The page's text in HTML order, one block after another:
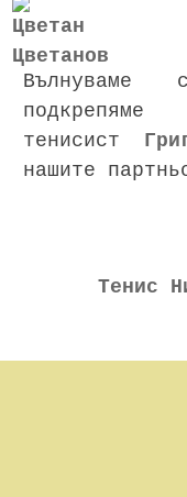
подкрепяме
тенисист
нашите
Тенис